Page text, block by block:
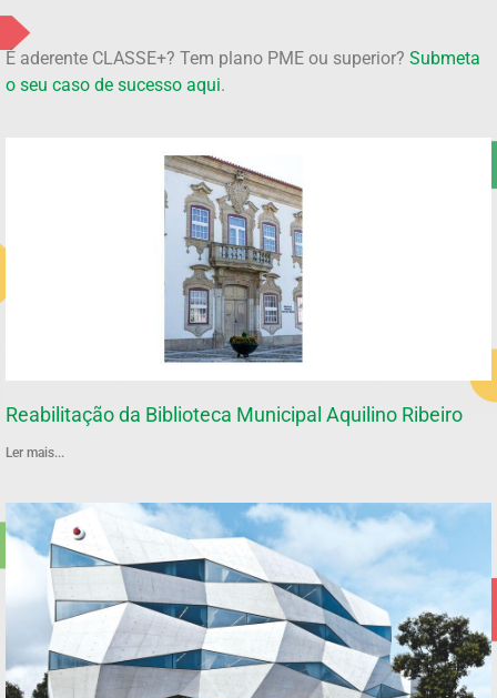
É aderente CLASSE+? Tem plano PME ou superior? Submeta
o seu caso de sucesso aqui.
Reabilitação da Biblioteca Municipal Aquilino Ribeiro
Ler mais...